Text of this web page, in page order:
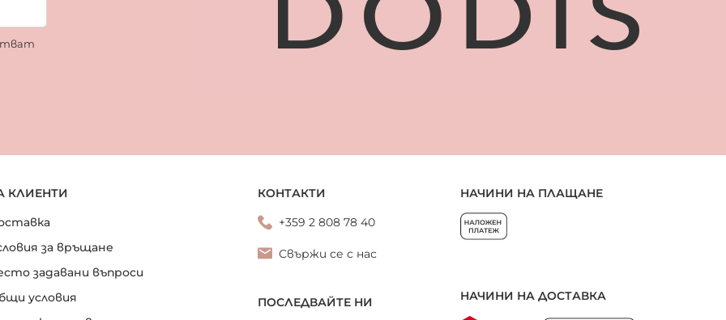
КЛИЕНТИ
за връщане
задавани въпроси
условия
КОНТАКТИ
+359 2 808 78 40
Свържи се с нас
ПОСЛЕДВАЙТЕ НИ
НАЧИНИ НА ПЛАЩАНЕ
НАЧИНИ НА ДОСТАВКА